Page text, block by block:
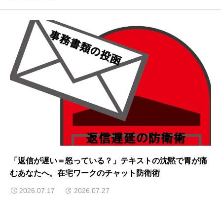
「返信が遅い＝怒っている？」テキストの沈黙で胃が痛
むあなたへ。在宅ワークのチャット防衛術
2026.07.17 2026.07.27